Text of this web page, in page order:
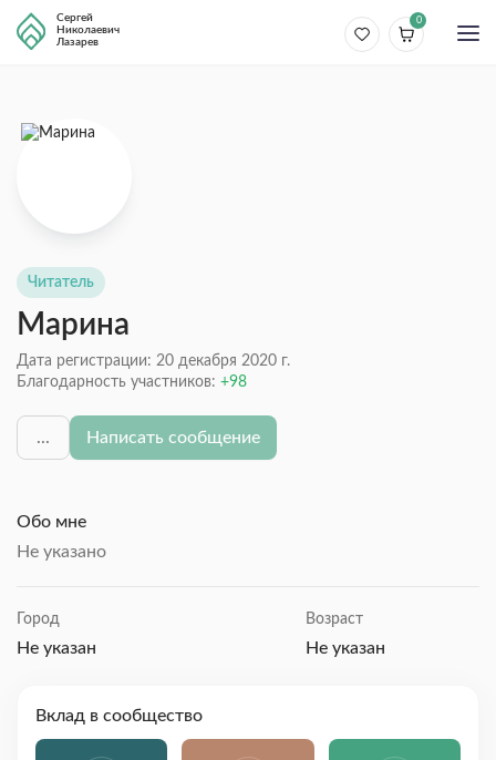
Сергей
Николаевич
Лазарев
0
Читатель
Марина
Дата регистрации: 20 декабря 2020 г.
Благодарность участников:
98
... Написать сообщение
Обо мне
Не указано
Город
Не указан
Возраст
Не указан
Вклад в сообщество